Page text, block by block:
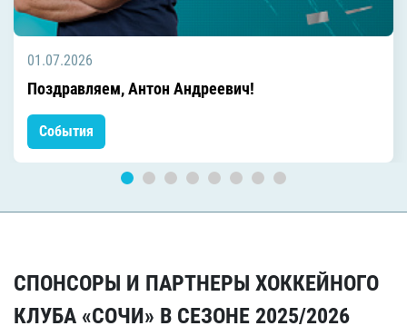
01.07.2026
Поздравляем, Антон Андреевич!
События
СПОНСОРЫ И ПАРТНЕРЫ ХОККЕЙНОГО
КЛУБА «СОЧИ» В СЕЗОНЕ 2025/2026